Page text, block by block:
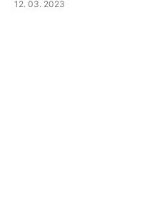
12. 03. 2023